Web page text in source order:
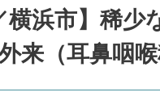
横浜市】稀
来（耳鼻咽喉